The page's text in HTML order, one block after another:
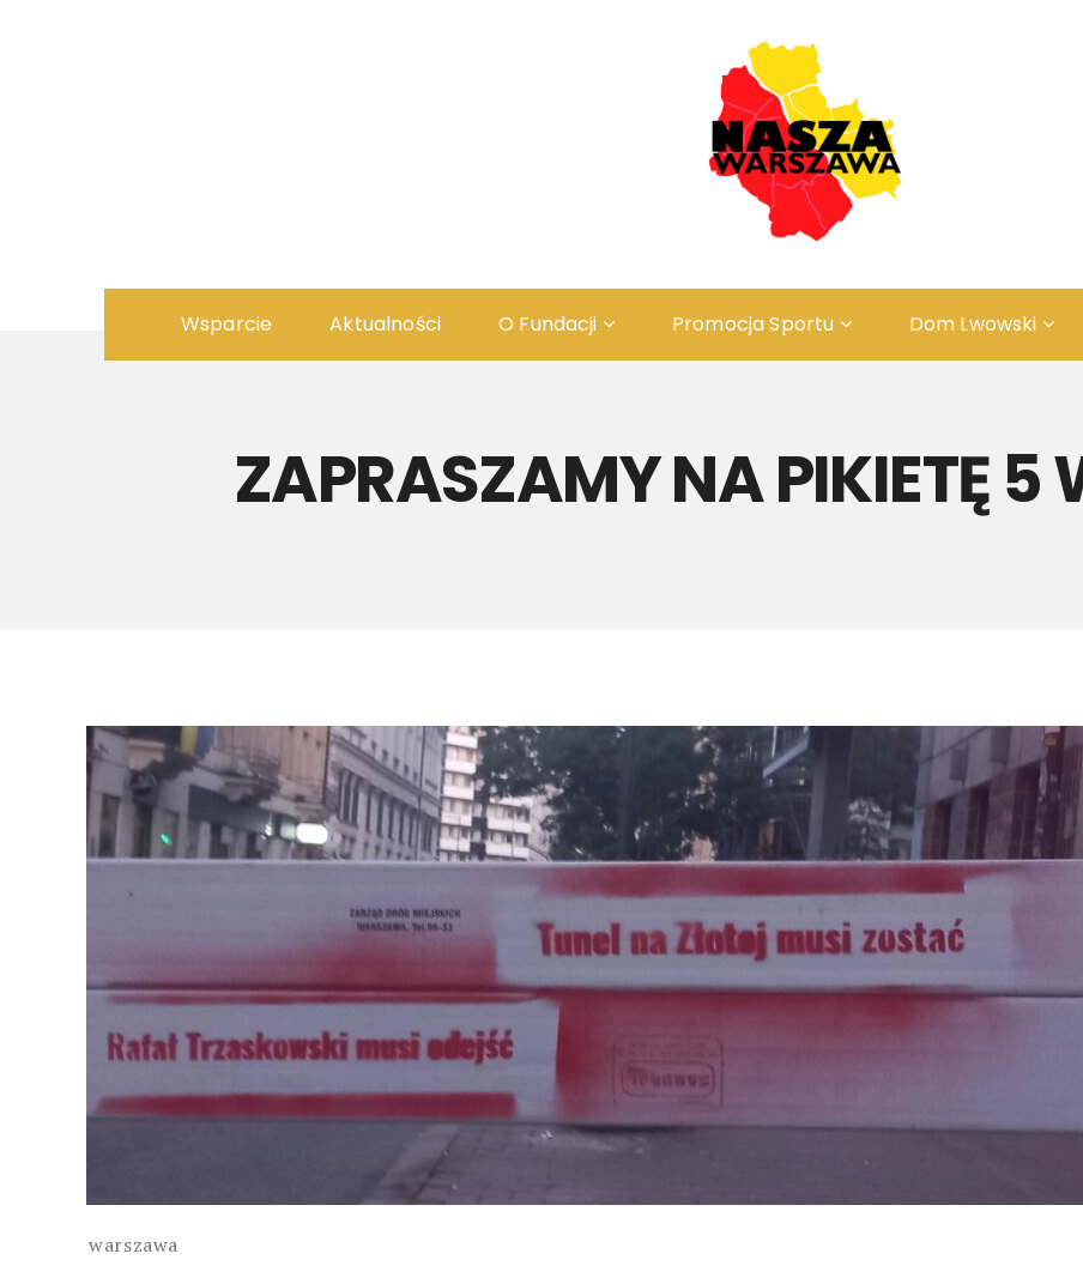
Wsparcie Aktualności O Fundacji Promocja Sportu Dom Lwowski
Rys Historyczny
ZAPRASZAMY NA PIKIETĘ 5
warszawa